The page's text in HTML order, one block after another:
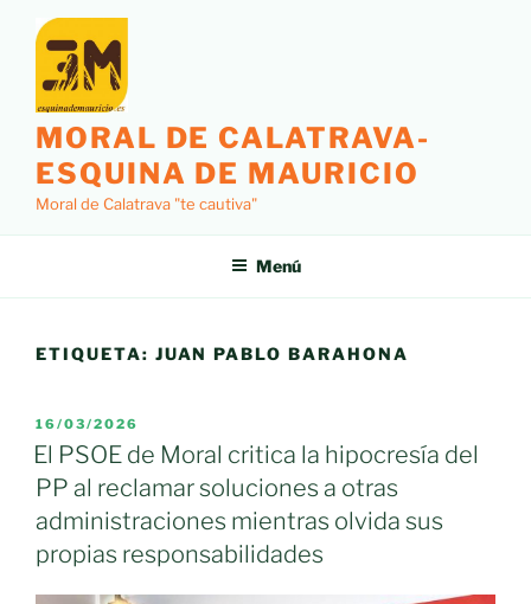
contenido
MORAL DE CALATRAVA-
ESQUINA DE MAURICIO
Moral de Calatrava "te cautiva"
Menú
ETIQUETA: JUAN PABLO BARAHONA
PUBLICADO
EL
16/03/2026
El PSOE de Moral critica la hipocresía del
PP al reclamar soluciones a otras
administraciones mientras olvida sus
propias responsabilidades